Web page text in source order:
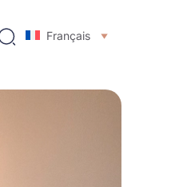
Français